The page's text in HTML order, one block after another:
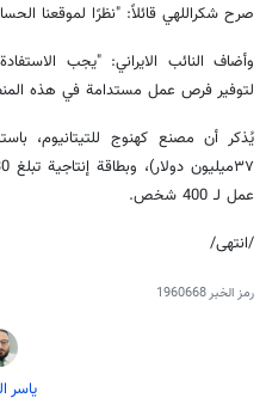
صرح شكراللهي قائلاً: "نظرًا لموقعنا
وأضاف النائب الايراني: "يجب
لتوفير فرص عمل مستدامة في هذه
عمل لـ 400 شخص.
/انتهى/
رمز الخبر1960668
یاسر